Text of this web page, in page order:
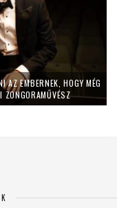
AZ EMBERNEK, HOGY MÉG